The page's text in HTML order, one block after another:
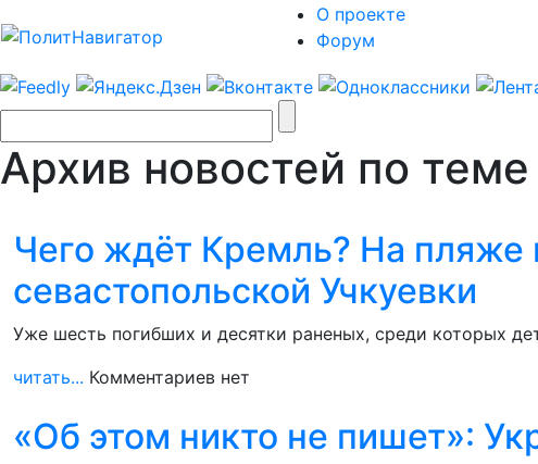
О проекте
Форум
Архив новостей по
Чего ждёт Кремль? На пляже
севастопольской Учкуевки
Уже шесть погибших и десятки раненых, среди которых
читать... Комментариев нет
«Об этом никто не пишет»: